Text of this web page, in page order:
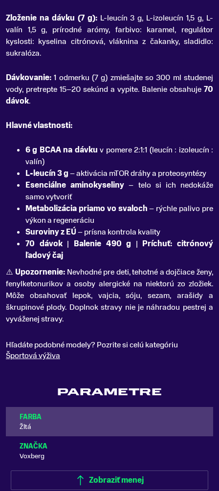
Zloženie na dávku (7 g):L-leucín 3 g, L-izoleucín 1,5 g, L-
valín 1,5 g, prírodné arómy, farbivo: karamel, regulátor
kyslosti: kyselina citrónová, vláknina z čakanky, sladidlo:
sukralóza.
Dávkovanie: 1 odmerku (7 g) zmiešajte so 300 ml studenej
vody, pretrepte 15–20 sekúnd a vypite. Balenie obsahuje 70
dávok.
Hlavné vlastnosti:
6 g BCAA na dávku v pomere 2:1:1 (leucín : izoleucín :
valín)
L-leucín 3 g– aktivácia mTOR dráhy a proteosyntézy
Esenciálne aminokyseliny – telo si ich nedokáže
samo vytvoriť
Metabolizácia priamo vo svaloch– rýchle palivo pre
výkon a regeneráciu
Suroviny z EÚ– prísna kontrola kvality
70 dávok| Balenie 490 g | Príchuť: citrónový
ľadový čaj
⚠️ Upozornenie: Nevhodné pre deti, tehotné a dojčiace ženy,
fenylketonurikov a osoby alergické na niektorú zo zložiek.
Môže obsahovať lepok, vajcia, sóju, sezam, arašidy a
škrupinové plody. Doplnok stravy nie je náhradou pestrej a
vyváženej stravy.
Hľadáte podobné modely? Pozrite si celú kategóriu
Športová výživa
PARAMETRE
FARBA
Žltá
ZNAČKA
Voxberg
Zobraziť menej